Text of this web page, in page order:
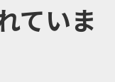
ていま